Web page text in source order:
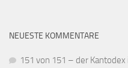
NEUESTE KOMMENTARE
151 von 151 – der